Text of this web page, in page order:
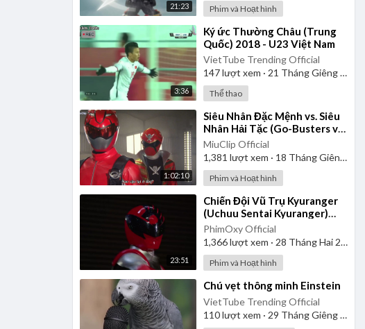
21:23 Phim và Hoạt hình
3:36
⁣Ký ức Thường Châu (Trung
Quốc) 2018 - U23 Việt Nam
VietTube Trending Official
147lượt xem · 21 Tháng Giêng 2025
Thể thao
1:02:10
⁣Siêu Nhân Đặc Mệnh vs. Siêu
Nhân Hải Tặc (Go-Busters vs.
Gokaiger) | Vietsub
MiuClip Official
1,381 lượt xem · 18 Tháng Giêng 2025
Phim và Hoạt hình
23:51
⁣Chiến Đội Vũ Trụ Kyuranger
(Uchuu Sentai Kyuranger)
2017 - Tập 1 | Thuyết Minh
PhimOxy Official
1,366lượt xem · 28 Tháng Hai 2025
Phim và Hoạt hình
⁣Chú vẹt thông minh Einstein
VietTube Trending Official
110lượt xem · 29 Tháng Giêng 2025